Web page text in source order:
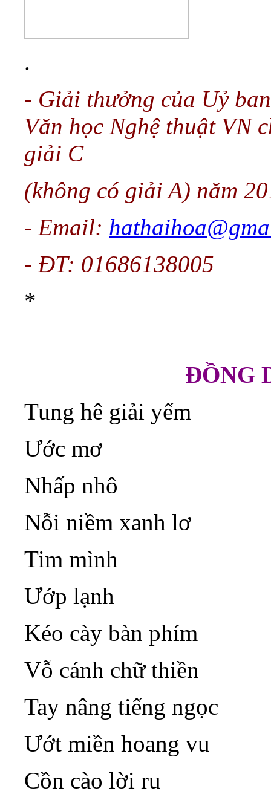
.
- Giải thưởng của Uỷ
Văn học Nghệ thuật VN
giải C
(không có giải A) năm
- Email:
- ĐT: 01686138005
*
ĐỒNG
Tung hê giải yếm
Ước mơ
Nhấp nhô
Nỗi niềm xanh lơ
Tim mình
Ướp lạnh
Kéo cày bàn phím
Vỗ cánh chữ thiền
Tay nâng tiếng ngọc
Ướt miền hoang vu
Cồn cào lời ru